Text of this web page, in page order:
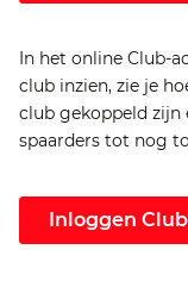
In het online Club-
club inzien, zie je
club gekoppeld zijn
spaarders tot nog
Inloggen